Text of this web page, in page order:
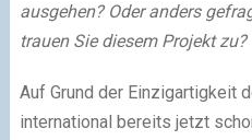
ausgehen? Oder anders
trauen Sie diesem Projekt zu?
Auf Grund der Einzigartigkeit
international bereits jetzt